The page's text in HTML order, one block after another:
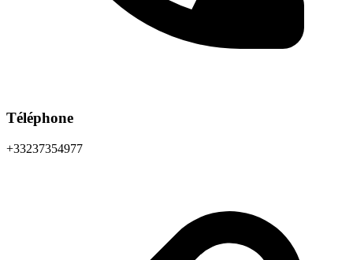
Téléphone
+33237354977